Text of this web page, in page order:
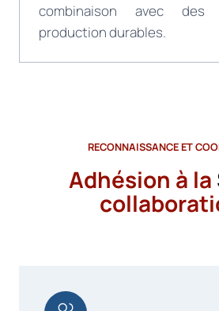
combinaison avec des
production durables.
RECONNAISSANCE ET
Adhésion à la